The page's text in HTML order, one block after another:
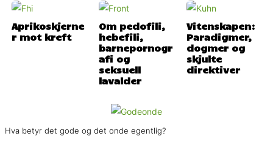
Aprikoskjerne
r mot kreft
Om pedofili,
hebefili,
barnepornogr
afi og
seksuell
lavalder
Vitenskapen:
Paradigmer,
dogmer og
skjulte
direktiver
Hva betyr det gode og det onde egentlig?